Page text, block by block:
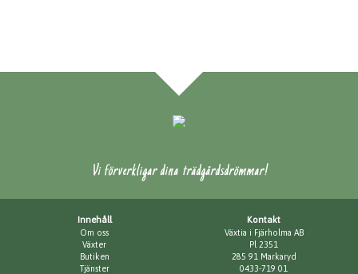
Vi förverkligar dina trädgårdsdrömmar!
Innehåll
Om oss
Växter
Butiken
Tjänster
Kontakt
Växtia i Fjärholma AB
Pl 2351
285 91 Markaryd
0433-719 01